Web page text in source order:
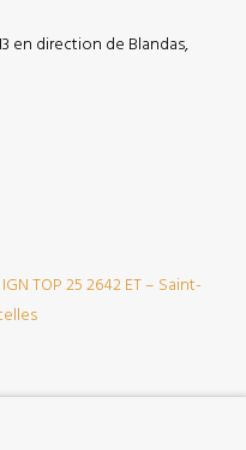
en direction de Blandas,
TOP 25 2642 ET – Saint-